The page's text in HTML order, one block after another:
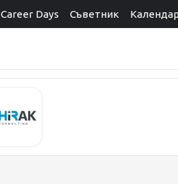
Career Days Съветник Календар